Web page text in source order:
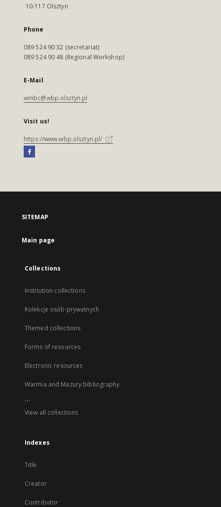
10-117 Olsztyn
Phone
089 524 90 32 (secretariat)
089 524 90 48 (Regional Workshop)
E-Mail
wmbc@wbp.olsztyn.pl
Visit us!
https://www.wbp.olsztyn.pl/
SITEMAP
Main page
Collections
Institution collections
Kolekcje osób prywatnych
Themed collections
Forms of resources
Electronic resources
Warmia and Mazury bibliography
...
View all collections
Indexes
Title
Creator
Contributor